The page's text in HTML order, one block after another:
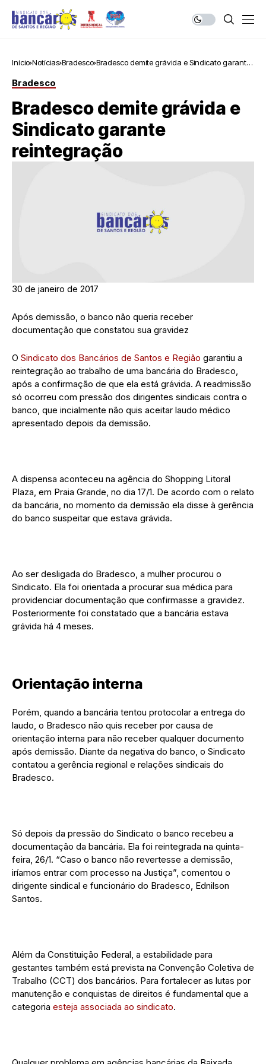
Início Notícias Bradesco Bradesco demite grávida e Sindicato garante
Bradesco
Bradesco demite grávida e
Sindicato garante
reintegração
30 de janeiro de 2017
Após demissão, o banco não queria receber
documentação que constatou sua gravidez
O Sindicato dos Bancários de Santos e Região garantiu a
reintegração ao trabalho de uma bancária do Bradesco,
após a confirmação de que ela está grávida. A readmissão
só ocorreu com pressão dos dirigentes sindicais contra o
banco, que incialmente não quis aceitar laudo médico
apresentado depois da demissão.
A dispensa aconteceu na agência do Shopping Litoral
Plaza, em Praia Grande, no dia 17/1. De acordo com o relato
da bancária, no momento da demissão ela disse à gerência
do banco suspeitar que estava grávida.
Ao ser desligada do Bradesco, a mulher procurou o
Sindicato. Ela foi orientada a procurar sua médica para
providenciar documentação que confirmasse a gravidez.
Posteriormente foi constatado que a bancária estava
grávida há 4 meses.
Orientação interna
Porém, quando a bancária tentou protocolar a entrega do
laudo, o Bradesco não quis receber por causa de
orientação interna para não receber qualquer documento
após demissão. Diante da negativa do banco, o Sindicato
contatou a gerência regional e relações sindicais do
Bradesco.
Só depois da pressão do Sindicato o banco recebeu a
documentação da bancária. Ela foi reintegrada na quinta-
feira, 26/1. “Caso o banco não revertesse a demissão,
iríamos entrar com processo na Justiça”, comentou o
dirigente sindical e funcionário do Bradesco, Ednilson
Santos.
Além da Constituição Federal, a estabilidade para
gestantes também está prevista na Convenção Coletiva de
Trabalho (CCT) dos bancários. Para fortalecer as lutas por
manutenção e conquistas de direitos é fundamental que a
categoria esteja associada ao sindicato.